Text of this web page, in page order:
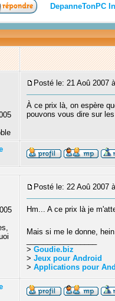
DepanneTonPC
Posté le: 21 Aoû 2007
À ce prix là, on espère
pouvons vous dire sur
Posté le: 22 Aoû 2007
Hm... A ce prix là je
Mais si me le donne, hein
>Goudie.biz
>Jeux pour Android
>Applications pour